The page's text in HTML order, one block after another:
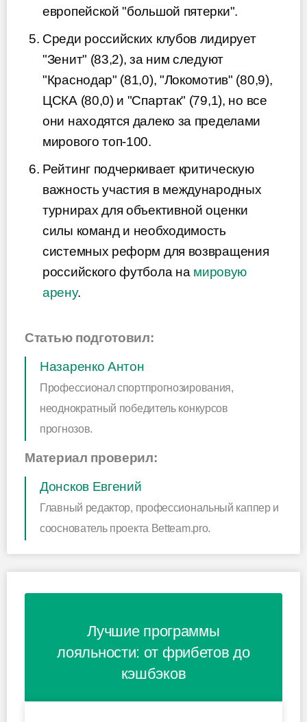
европейской "большой пятерки".
Среди российских клубов лидирует
"Зенит" (83,2), за ним следуют
"Краснодар" (81,0), "Локомотив" (80,9),
ЦСКА (80,0) и "Спартак" (79,1), но все
они находятся далеко за пределами
мирового топ-100.
Рейтинг подчеркивает критическую
важность участия в международных
турнирах для объективной оценки
силы команд и необходимость
системных реформ для возвращения
российского футбола на мировую
арену.
Статью подготовил:
Назаренко Антон
Профессионал спортпрогнозирования,
неоднократный победитель конкурсов
прогнозов.
Материал проверил:
Донсков Евгений
Главный редактор, профессиональный каппер и
сооснователь проекта Betteam.pro.
Лучшие программы
лояльности: от фрибетов до
кэшбэков